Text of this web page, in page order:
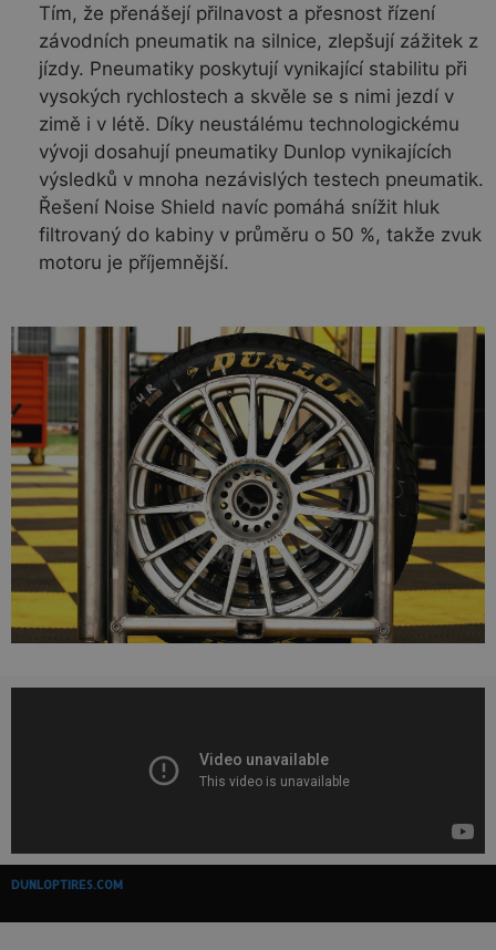
Tím, že přenášejí přilnavost a přesnost řízení
závodních pneumatik na silnice, zlepšují zážitek z
jízdy. Pneumatiky poskytují vynikající stabilitu při
vysokých rychlostech a skvěle se s nimi jezdí v
zimě i v létě. Díky neustálému technologickému
vývoji dosahují pneumatiky Dunlop vynikajících
výsledků v mnoha nezávislých testech pneumatik.
Řešení Noise Shield navíc pomáhá snížit hluk
filtrovaný do kabiny v průměru o 50 %, takže zvuk
motoru je příjemnější.
DUNLOPTIRES.COM